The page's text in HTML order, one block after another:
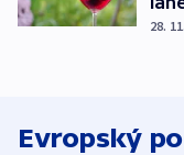
28.
Evropský